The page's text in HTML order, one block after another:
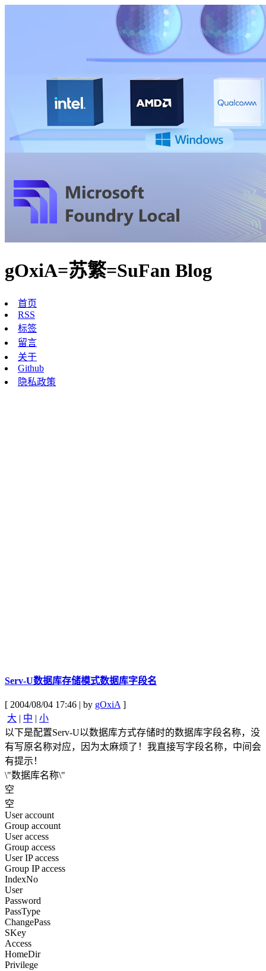
gOxiA=苏繁=SuFan Blog
首页
RSS
标签
留言
关于
Github
隐私政策
Serv-U数据库存储模式数据库字段名
[ 2004/08/04 17:46 | by gOxiA]
大 | 中 | 小
以下是配置Serv-U以数据库方式存储时的数据库字段名称，没
有写原名称对应，因为太麻烦了！我直接写字段名称，中间会
有提示！
\"数据库名称\"
空
空
User account
Group account
User access
Group access
User IP access
Group IP access
IndexNo
User
Password
PassType
ChangePass
SKey
Access
HomeDir
Privilege